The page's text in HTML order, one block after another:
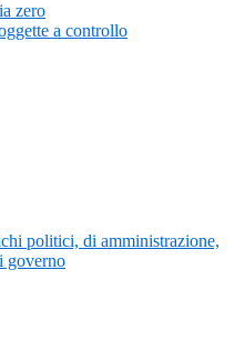
zero
a controllo
politici, di amministrazione,
governo